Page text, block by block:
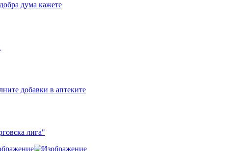
дума кажете
добавки в аптеките
лига"